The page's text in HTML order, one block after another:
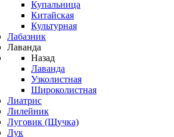
Купальница
Китайская
Культурная
Лабазник
Лаванда
Назад
Лаванда
Узколистная
Широколистная
Лиатрис
Лилейник
Луговик (Щучка)
Лук